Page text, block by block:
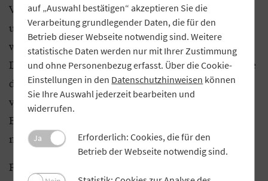
Vertrauensbeweis an die bayerischen Volksbanken
und Raiffeisenbanken habe der GVB-Präsident den
weiteren Anstieg der Kundeneinlagen genannt.
Dabei habe sich aufgrund der verbesserten Zinslage
das Interesse an traditionellen Spareinlagen wieder
verstärkt. Die Sparzinsen selbst seien bei den VR-
Banken allerdings noch auf vergleichsweise
niedrigem Niveau, schreibt die „Frankenpost“.
Für 2023 zeichne sich im Wohnbaukreditgeschäft
auf „Auswahl bestätigen“ akzeptieren Sie die
Verarbeitung grundlegender Daten, die für den
Betrieb dieser Webseite notwendig sind. Weitere
statistische Daten werden nur mit Ihrer Zustimmung
und ohne Personenbezug erfasst. Über die Cookie-
Einstellungen in den Datenschutzhinweisen können
Sie Ihre Auswahl jederzeit bearbeiten und
widerrufen.
Ja
Erforderlich: Cookies, die für den
Betrieb der Webseite notwendig sind.